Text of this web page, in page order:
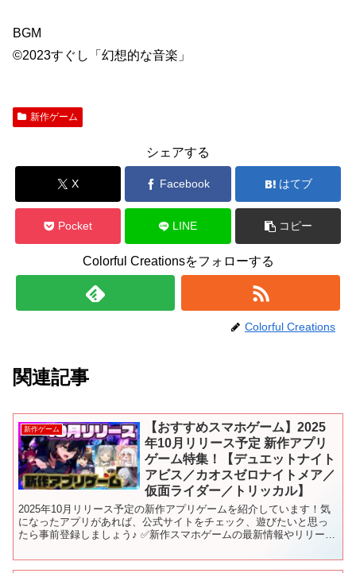
BGM
©2023すぐし「幻想的な音楽」
新作ゲーム
シェアする
X Facebook はてブ
Pocket LINE コピー
Colorful Creationsをフォローする
Colorful Creations
関連記事
新作ゲーム
【おすすめスマホゲーム】2025
年10月リリース予定 新作アプリ
ゲーム特集！【デュエットナイト
アビス／カオスゼロナイトメア／
仮面ライダー／トリッカル】
2025年10月リリース予定の新作アプリゲームを紹介しています！気
になったアプリがあれば、公式サイトをチェック、遊びたいと思っ
たら事前登録しましょう♪ ✅新作スマホゲームの最新情報やリリース